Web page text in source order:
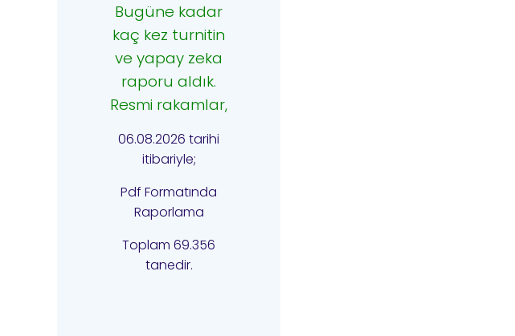
Bugüne kadar
kaç kez turnitin
ve yapay zeka
raporu aldık.
Resmi rakamlar,
06.08.2026 tarihi
itibariyle;
Pdf Formatında
Raporlama
Toplam 69.356
tanedir.